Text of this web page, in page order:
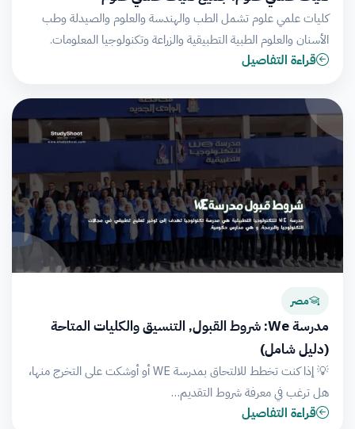
كليات علمي علوم تشمل الطب والهندسة والعلوم والصيدلة وطب
الأسنان والعلوم الطبية التطبيقية والزراعة وتكنولوجيا المعلومات.
قراءة التفاصيل
مصر
مدرسة We: شروط القبول, التنسيق والكليات المتاحة
(دليل شامل)
💡 إذا كنت تخطط للالتحاق بمدرسة WE أو أوشكت على التخرج منها،
هل ترغب في معرفة شروط التقديم…
قراءة التفاصيل